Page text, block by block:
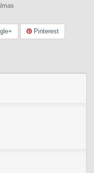
Pinterest